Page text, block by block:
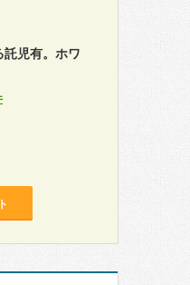
児有。ホワ